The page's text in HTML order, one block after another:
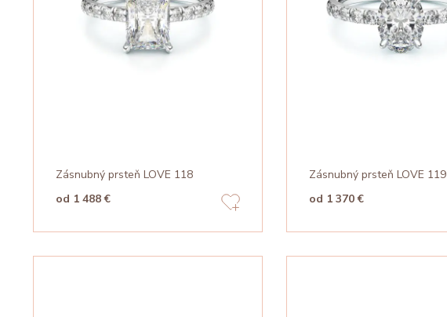
Zásnubný prsteň LOVE 118
od 1 488 €
Zásnubný prsteň LOVE 119
od 1 370 €